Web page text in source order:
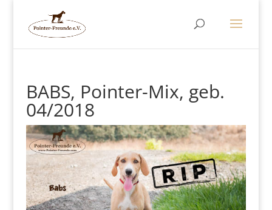
BABS, Pointer-Mix, geb.
04/2018